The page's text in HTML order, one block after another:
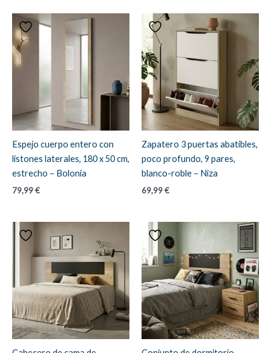
Espejo cuerpo entero con
listones laterales, 180 x 50 cm,
estrecho – Bolonia
79,99€
Zapatero 3 puertas abatibles,
poco profundo, 9 pares,
blanco-roble – Niza
69,99€